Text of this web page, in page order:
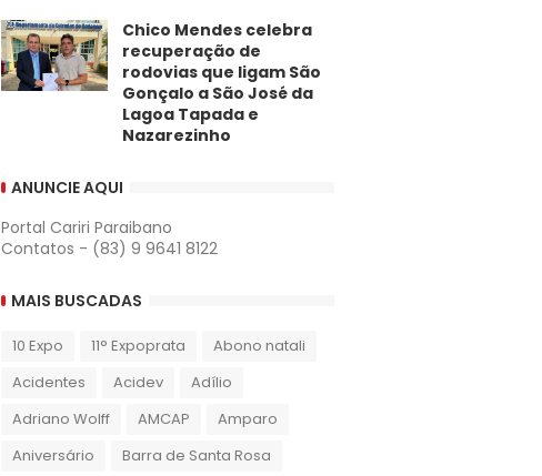
Chico Mendes celebra
recuperação de
rodovias que ligam São
Gonçalo a São José da
Lagoa Tapada e
Nazarezinho
ANUNCIE AQUI
Portal Cariri Paraibano
Contatos - (83) 9 9641 8122
MAIS BUSCADAS
10 Expo 11° Expoprata
Abono natali
Acidentes
Acidev
Adílio
Adriano Wolff
AMCAP
Amparo
Aniversário
Barra de Santa Rosa